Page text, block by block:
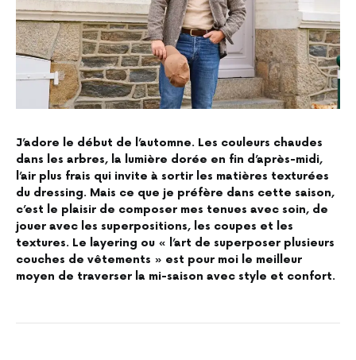
J’adore le début de l’automne. Les couleurs chaudes
dans les arbres, la lumière dorée en fin d’après-midi,
l’air plus frais qui invite à sortir les matières texturées
du dressing. Mais ce que je préfère dans cette saison,
c’est le plaisir de composer mes tenues avec soin, de
jouer avec les superpositions, les coupes et les
textures. Le layering ou « l’art de superposer plusieurs
couches de vêtements » est pour moi le meilleur
moyen de traverser la mi-saison avec style et confort.